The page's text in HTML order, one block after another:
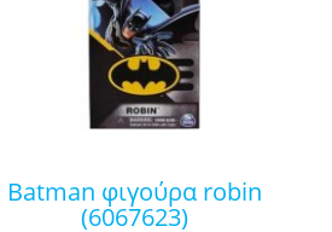
batman φιγούρα robin
(6067623)